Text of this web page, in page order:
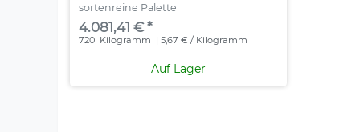
sortenreine Palette
4.081,41 € *
720 Kilogramm | 5,67 € / Kilogramm
Auf Lager